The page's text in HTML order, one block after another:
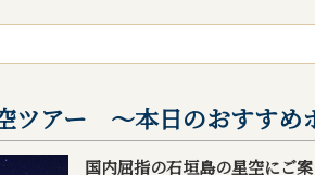
ツアー ～本日のおすすめ
国内屈指の石垣島の星空にご